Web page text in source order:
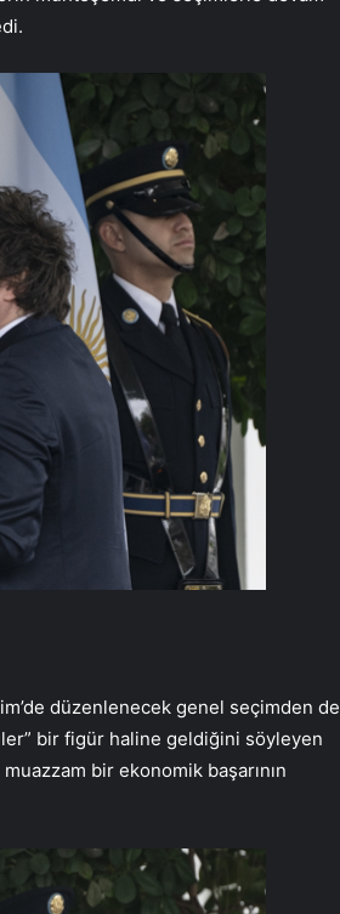
düzenlenecek genel seçimden de
bir figür haline geldiğini söyleyen
bir ekonomik başarının